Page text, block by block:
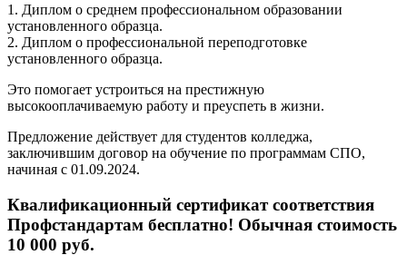
1. Диплом о среднем профессиональном образовании
установленного образца.
2. Диплом о профессиональной переподготовке
установленного образца.
Это помогает устроиться на престижную
высокооплачиваемую работу и преуспеть в жизни.
Предложение действует для студентов колледжа,
заключившим договор на обучение по программам СПО,
начиная с 01.09.2024.
Квалификационный сертификат соответствия
Профстандартам бесплатно! Обычная стоимость
10 000 руб.